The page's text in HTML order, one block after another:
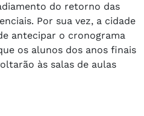
do retorno das
Por sua vez, a cidade
antecipar o cronograma
os alunos dos anos finais
às salas de aulas